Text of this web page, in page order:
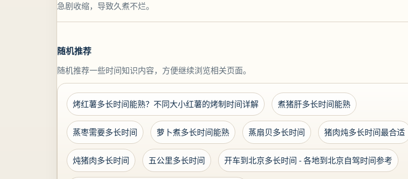
急剧收缩，导致久煮不烂。
随机推荐
随机推荐一些时间知识内容，方便继续浏览相关页面。
烤红薯多长时间能熟？不同大小红薯的烤制时间详解 煮猪肝多长时间能熟
蒸枣需要多长时间 萝卜煮多长时间能熟 蒸扇贝多长时间 猪肉炖多长时间最合适
炖猪肉多长时间 五公里多长时间 开车到北京多长时间 - 各地到北京自驾时间参考